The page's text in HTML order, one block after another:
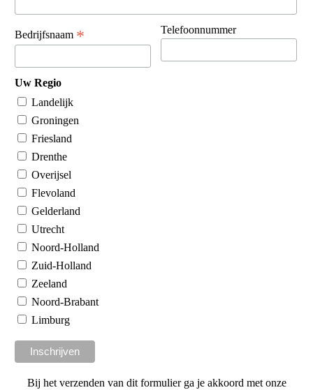
Bedrijfsnaam * Telefoonnummer
Uw Regio
Landelijk
Groningen
Friesland
Drenthe
Overijsel
Flevoland
Gelderland
Utrecht
Noord-Holland
Zuid-Holland
Zeeland
Noord-Brabant
Limburg
Bij het verzenden van dit formulier ga je akkoord met onze